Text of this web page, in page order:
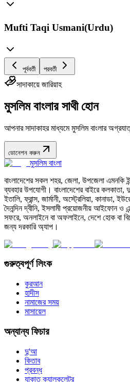
Mufti Taqi Usmani(Urdu)
পূর্ববর্তী পরবর্তী
সাদাকায়ে জারিয়াহ
মুসলিম বাংলার সাথী হোন
আপনার সাদাকাহর মাধ্যমে মুসলিম বাংলার
ডোনেশন করুন
মুসলিম বাংলা
বাংলাদেশের সকল শহর, জেলা, উপজেলা এমনকি
ব্যবহার উপযোগী। বাংলাদেশের বাইরে
ইতালি, ফ্রান্স, জার্মানী, অস্ট্রেলিয়া, কানাডা,
দৈনন্দিন দ্বীনি, ইসলামী প্রয়োজনীয় আইফোন ও
সফরে, অনলাইনে বা অফলাইনে, দেশে হোক বা
জন্য দরকারি অ্যাপ।
গুরুত্বপূর্ণ লিংক
কুরআন
হাদীস
নামাজের সময়
মাসায়েল
অন্যান্য ফিচার
দু'আ
কিতাব
প্রবন্ধ
যাকাত ক্যালকুলেটর